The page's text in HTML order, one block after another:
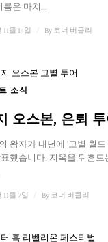
름은 마치...
11월 14일 By 코너 버클리
소식
오스본, 은퇴
왕자가 내년에 '고별 월드
했습니다. 지옥을 뒤흔드
11월 7일 By 코너 버클리